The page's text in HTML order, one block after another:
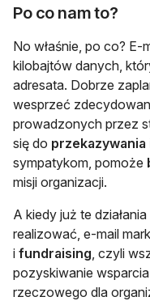
Po co nam to?
No właśnie, po co? E-
kilobajtów danych,
adresata. Dobrze
wesprzeć
prowadzonych przez
się do
sympatykom, pomoże
misji organizacji.
A kiedy już te
realizować, e-mail
i fundraising , czyli
pozyskiwanie
rzeczowego dla